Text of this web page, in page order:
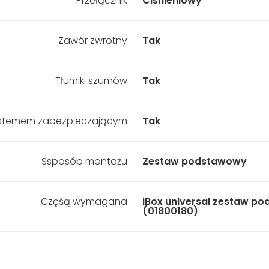
Zawór zwrotny Tak
Tłumiki szumów Tak
zabezpieczającym Tak
Ssposób montażu Zestaw podstawowy
Częśą wymagana iBox universal zestaw
(01800180)